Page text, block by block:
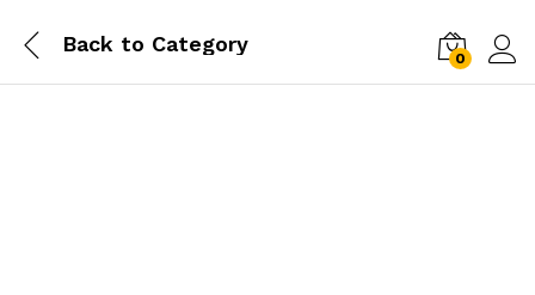
Back to Category
0